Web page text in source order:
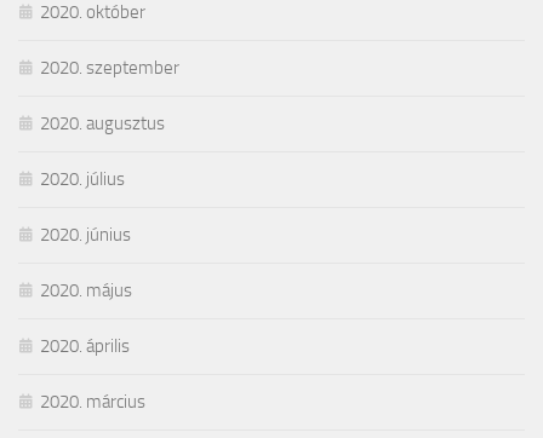
2020. október
2020. szeptember
2020. augusztus
2020. július
2020. június
2020. május
2020. április
2020. március